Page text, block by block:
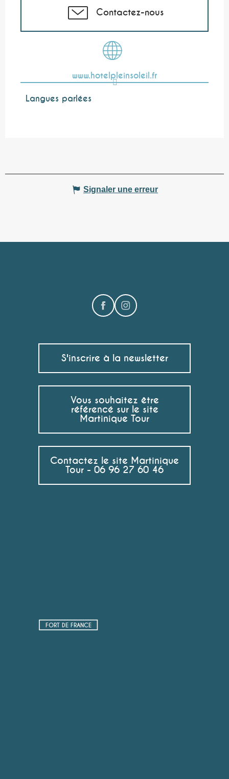
Contactez-nous
www.hotelpleinsoleil.fr
Langues parlées
Langues parlées
Signaler une erreur
S'inscrire à la newsletter
Vous souhaitez être
référencé sur le site
Martinique Tour
Contactez le site Martinique
Tour - 06 96 27 60 46
FORT DE FRANCE